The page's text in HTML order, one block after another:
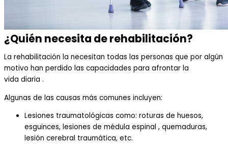
¿Quién necesita de rehabilitación?
La rehabilitación la necesitan todas las personas que por algún
motivo han perdido las capacidades para afrontar la
vida diaria .
Algunas de las causas más comunes incluyen:
Lesiones traumatológicas como: roturas de huesos,
esguinces, lesiones de médula espinal , quemaduras,
lesión cerebral traumática, etc.